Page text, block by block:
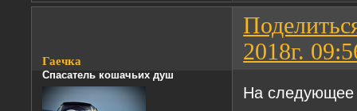
2018г.
Гаечка
Спасатель кошачьих душ
На следующее